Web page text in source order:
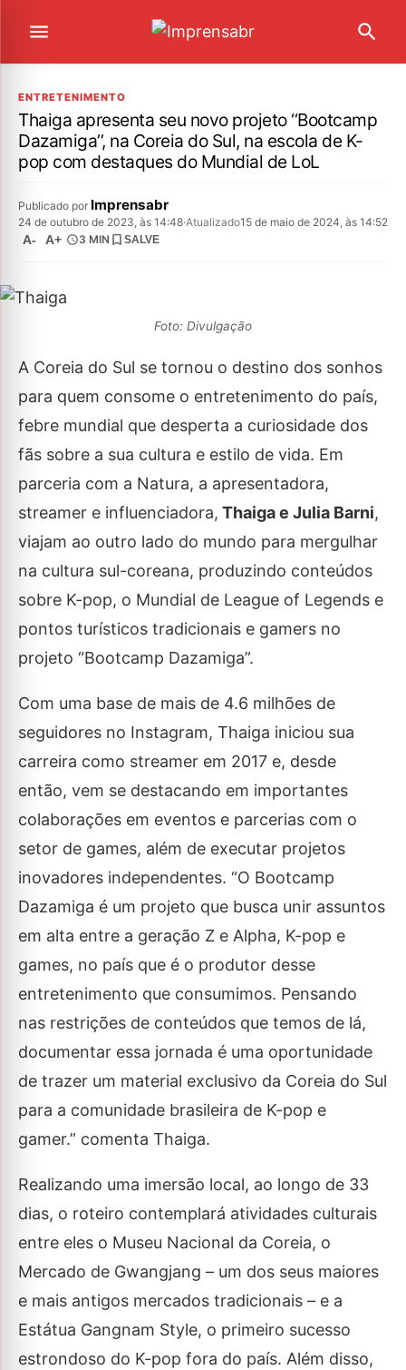
ENTRETENIMENTO
Thaiga apresenta seu novo projeto ‘‘Bootcamp
Dazamiga’’, na Coreia do Sul, na escola de K-
pop com destaques do Mundial de LoL
Publicado por Imprensabr
24 de outubro de 2023, às 14:48·Atualizado15 de maio de 2024, às 14:52
A- A+ 3 MIN SALVE
Foto: Divulgação
A Coreia do Sul se tornou o destino dos sonhos
para quem consome o entretenimento do país,
febre mundial que desperta a curiosidade dos
fãs sobre a sua cultura e estilo de vida. Em
parceria com a Natura, a apresentadora,
streamer e influenciadora, Thaiga e Julia Barni,
viajam ao outro lado do mundo para mergulhar
na cultura sul-coreana, produzindo conteúdos
sobre K-pop, o Mundial de League of Legends e
pontos turísticos tradicionais e gamers no
projeto “Bootcamp Dazamiga”.
Com uma base de mais de 4.6 milhões de
seguidores no Instagram, Thaiga iniciou sua
carreira como streamer em 2017 e, desde
então, vem se destacando em importantes
colaborações em eventos e parcerias com o
setor de games, além de executar projetos
inovadores independentes. “O Bootcamp
Dazamiga é um projeto que busca unir assuntos
em alta entre a geração Z e Alpha, K-pop e
games, no país que é o produtor desse
entretenimento que consumimos. Pensando
nas restrições de conteúdos que temos de lá,
documentar essa jornada é uma oportunidade
de trazer um material exclusivo da Coreia do Sul
para a comunidade brasileira de K-pop e
gamer.” comenta Thaiga.
Realizando uma imersão local, ao longo de 33
dias, o roteiro contemplará atividades culturais
entre eles o Museu Nacional da Coreia, o
Mercado de Gwangjang – um dos seus maiores
e mais antigos mercados tradicionais – e a
Estátua Gangnam Style, o primeiro sucesso
estrondoso do K-pop fora do país. Além disso,